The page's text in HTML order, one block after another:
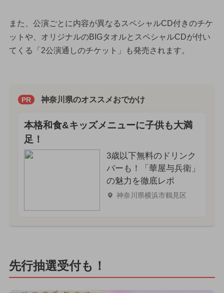
また、公演ごとに内容が異なるスペシャルCD付きのチケ
ットや、オリジナルのBIGタオルとスペシャルCDが付い
てくる「2公演通しのチケット」も発売されます。
PR 神奈川県のオススメおでかけ
本格和食&キッズメニューに子供も大満
足！
3歳以下無料のドリンク
バーも！「華屋与兵衛」
の魅力を徹底レポ
神奈川県横浜市鶴見区
先行抽選受付も！